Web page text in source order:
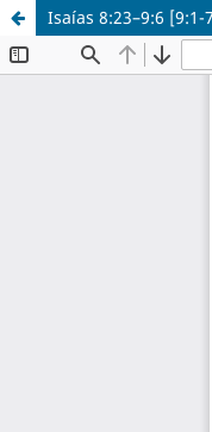
Isaías 8:23–9:6